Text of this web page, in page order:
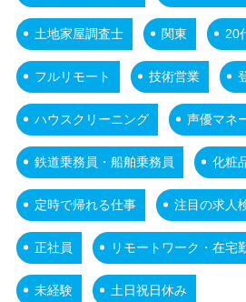
土地家屋調査士 関東 20
フルリモート 技術営業
ハウスクリーニング 声優マネ
鉄道乗務員・船舶乗務員 化粧
定時で帰れる仕事 注目の求人
正社員 リモートワーク・在宅
未経験 土日祝日休み